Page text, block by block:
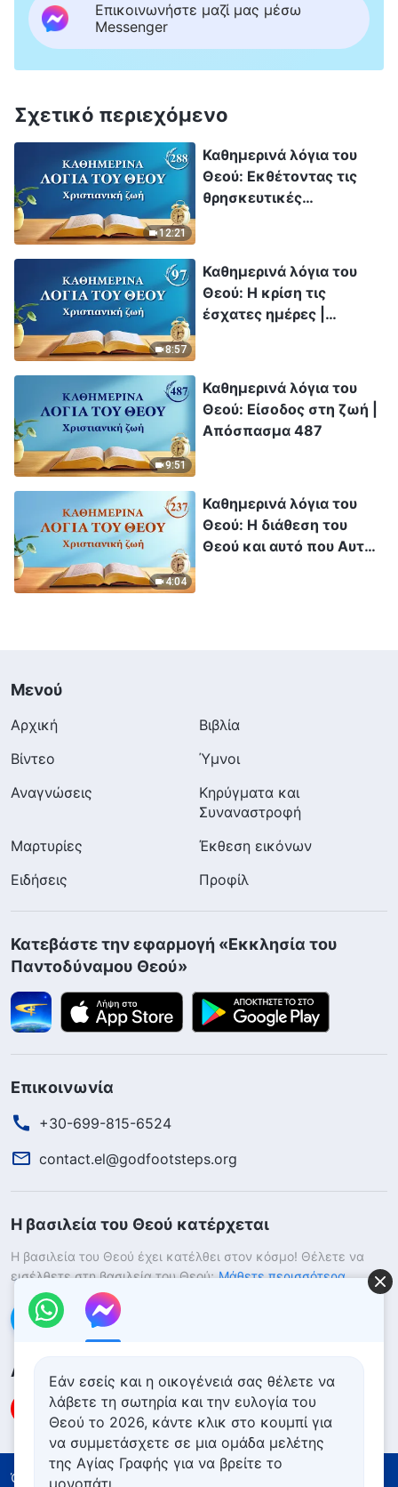
Επικοινωνήστε μαζί μας μέσω
Messenger
Σχετικό περιεχόμενο
12:21
Καθημερινά λόγια του
Θεού: Εκθέτοντας τις
θρησκευτικές
8:57
Καθημερινά λόγια του
Θεού: Η κρίση τις
έσχατες ημέρες |
9:51
Καθημερινά λόγια του
Θεού: Είσοδος στη ζωή |
Απόσπασμα 487
4:04
Καθημερινά λόγια του
Θεού: Η διάθεση του
Θεού και αυτό που Αυτός
Μενού
Αρχική
Βιβλία
Βίντεο
Ύμνοι
Αναγνώσεις
Κηρύγματα και
Συναναστροφή
Μαρτυρίες
Έκθεση εικόνων
Ειδήσεις
Προφίλ
Κατεβάστε την εφαρμογή «Εκκλησία του
Παντοδύναμου Θεού»
Επικοινωνία
+30-699-815-6524
contact.el@godfootsteps.org
Η βασιλεία του Θεού κατέρχεται
Η βασιλεία του Θεού έχει κατέλθει στον κόσμο! Θέλετε να
εισέλθετε στη βασιλεία του Θεού; Μάθετε περισσότερα
Επικοινωνήστε μαζί μας μέσω Messenger
Ακολουθήστε μας
Όροι Χρήσης Πολιτική απορρήτου
Εάν εσείς και η οικογένειά σας θέλετε να
λάβετε τη σωτηρία και την ευλογία του
Θεού το 2026, κάντε κλικ στο κουμπί για
να συμμετάσχετε σε μια ομάδα μελέτης
της Αγίας Γραφής για να βρείτε το
μονοπάτι.